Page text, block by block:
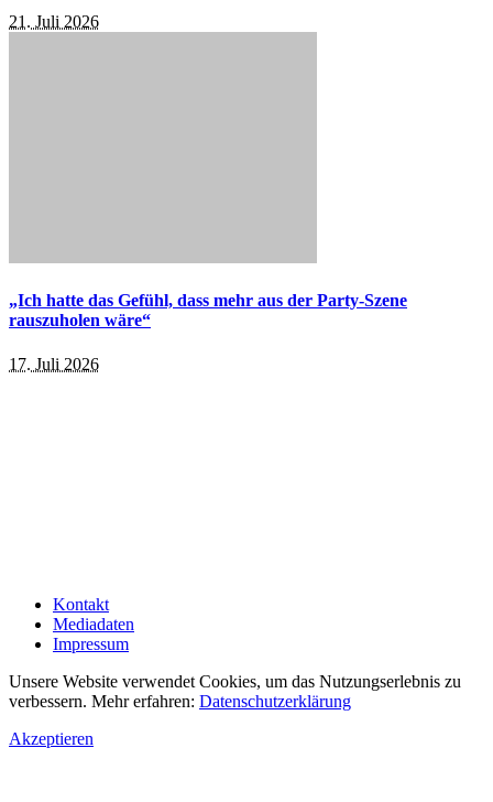
21. Juli 2026
„Ich hatte das Gefühl, dass mehr aus der Party-Szene
rauszuholen wäre“
17. Juli 2026
Kontakt
Mediadaten
Impressum
Unsere Website verwendet Cookies, um das Nutzungserlebnis zu
verbessern. Mehr erfahren: Datenschutzerklärung
Akzeptieren